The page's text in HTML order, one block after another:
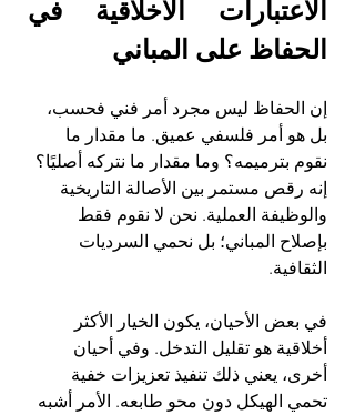
الحفاظ على المباني
إن الحفاظ ليس مجرد أمر فني فحسب،
بل هو أمر فلسفي عميق. ما مقدار ما
نقوم بترميمه؟ وما مقدار ما نتركه أصليًا؟
إنه رقص مستمر بين الأصالة التاريخية
والوظيفة العملية. نحن لا نقوم فقط
بإصلاح المباني؛ بل نحمي السرديات
الثقافية.
في بعض الأحيان، يكون الخيار الأكثر
أخلاقية هو تقليل التدخل. وفي أحيان
أخرى، يعني ذلك تنفيذ تعزيزات خفية
تحمي الهيكل دون محو طابعه. الأمر أشبه